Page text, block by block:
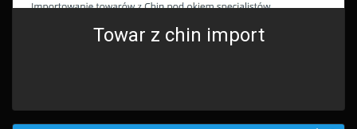
Towar z chin import